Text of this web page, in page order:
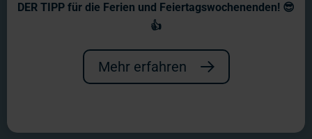
DER TIPP für die Ferien und Feiertagswochenenden! 😎
👍
Mehr erfahren